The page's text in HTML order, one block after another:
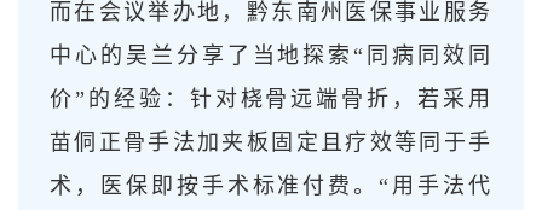
而在会议举办地，黔东南州医保事业服务
中心的吴兰分享了当地探索“同病同效同
价”的经验：针对桡骨远端骨折，若采用
苗侗正骨手法加夹板固定且疗效等同于手
术，医保即按手术标准付费。“用手法代